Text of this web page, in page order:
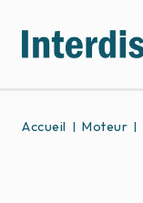
Accueil Moteur